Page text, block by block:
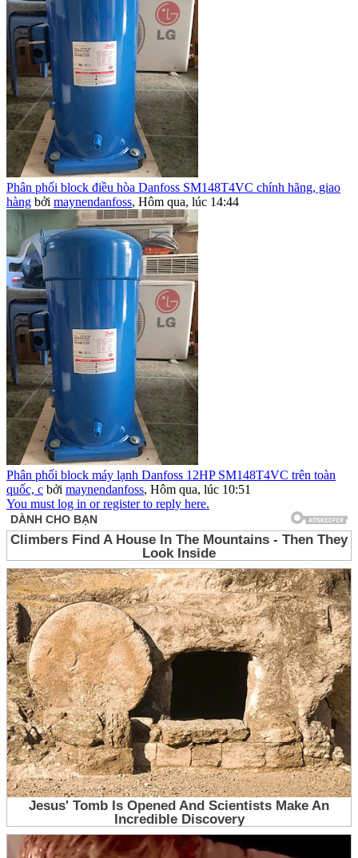
Phân phối block điều hòa Danfoss SM148T4VC chính hãng, giao
hàng bởi maynendanfoss, Hôm qua, lúc 14:44
Phân phối block máy lạnh Danfoss 12HP SM148T4VC trên toàn
quốc, c bởi maynendanfoss, Hôm qua, lúc 10:51
You must log in or register to reply here.